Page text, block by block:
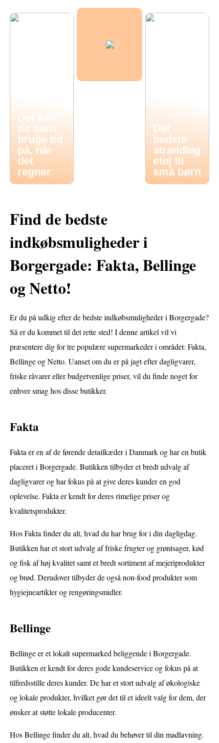
Det kan
dit barn
bruge tid
på, når
det
regner
Det
bedste
strandleg
etøj til
små børn
Find de bedste
indkøbsmuligheder i
Borgergade: Fakta, Bellinge
og Netto!
Er du på udkig efter de bedste indkøbsmuligheder i Borgergade?
Så er du kommet til det rette sted! I denne artikel vil vi
præsentere dig for tre populære supermarkeder i området: Fakta,
Bellinge og Netto. Uanset om du er på jagt efter dagligvarer,
friske råvarer eller budgetvenlige priser, vil du finde noget for
enhver smag hos disse butikker.
Fakta
Fakta er en af de førende detailkæder i Danmark og har en butik
placeret i Borgergade. Butikken tilbyder et bredt udvalg af
dagligvarer og har fokus på at give deres kunder en god
oplevelse. Fakta er kendt for deres rimelige priser og
kvalitetsprodukter.
Hos Fakta finder du alt, hvad du har brug for i din dagligdag.
Butikken har et stort udvalg af friske frugter og grøntsager, kød
og fisk af høj kvalitet samt et bredt sortiment af mejeriprodukter
og brød. Derudover tilbyder de også non-food produkter som
hygiejneartikler og rengøringsmidler.
Bellinge
Bellinge er et lokalt supermarked beliggende i Borgergade.
Butikken er kendt for deres gode kundeservice og fokus på at
tilfredsstille deres kunder. De har et stort udvalg af økologiske
og lokale produkter, hvilket gør det til et ideelt valg for dem, der
ønsker at støtte lokale producenter.
Hos Bellinge finder du alt, hvad du behøver til din madlavning.